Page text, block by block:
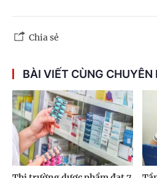
Chia sẻ
BÀI VIẾT CÙNG CHUYÊN